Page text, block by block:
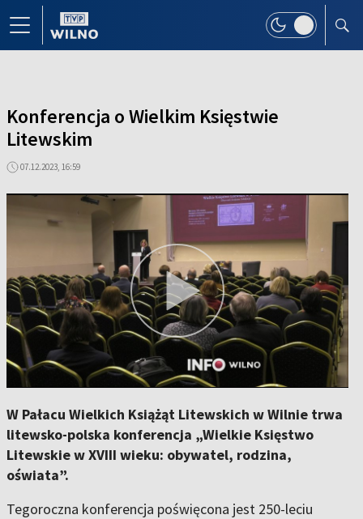
Konferencja o Wielkim Księstwie
Litewskim
07.12.2023, 16:59
W Pałacu Wielkich Książąt Litewskich w Wilnie trwa
litewsko-polska konferencja „Wielkie Księstwo
Litewskie w XVIII wieku: obywatel, rodzina,
oświata”.
Tegoroczna konferencja poświęcona jest 250-leciu